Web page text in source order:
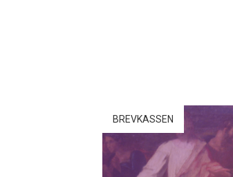
BREVKASSEN